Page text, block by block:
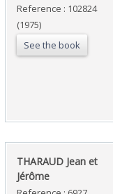
Reference : 102824
(1975)
See the book
‎THARAUD Jean et
Jérôme‎